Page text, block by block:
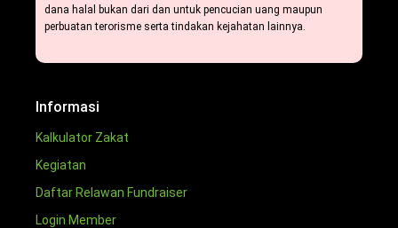
dana halal bukan dari dan untuk pencucian uang maupun
perbuatan terorisme serta tindakan kejahatan lainnya.
Informasi
Kalkulator Zakat
Kegiatan
Daftar Relawan Fundraiser
Login Member